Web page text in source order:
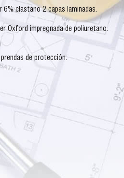
6% elastano 2 capas laminadas.
Oxford impregnada de poliuretano.
de protección.